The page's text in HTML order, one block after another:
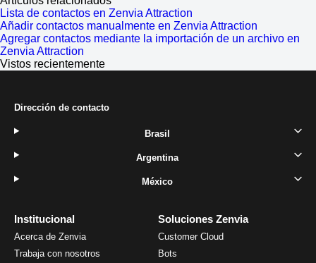
Lista de contactos en Zenvia Attraction
Añadir contactos manualmente en Zenvia Attraction
Agregar contactos mediante la importación de un archivo en
Zenvia Attraction
Vistos recientemente
Institucional
Acerca de Zenvia
Trabaja con nosotros
Soluciones Zenvia
Customer Cloud
Bots
Dirección de contacto
Brasil
Argentina
México